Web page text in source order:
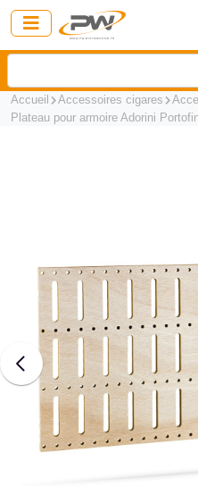
Accueil Accessoires cigares
Plateau pour armoire Adorini